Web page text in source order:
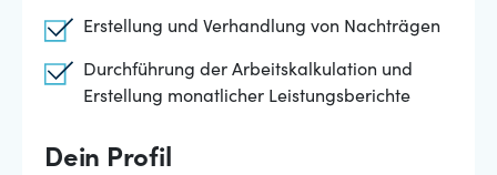
Erstellung und Verhandlung von Nachträgen
Durchführung der Arbeitskalkulation und
Erstellung monatlicher Leistungsberichte
Dein Profil